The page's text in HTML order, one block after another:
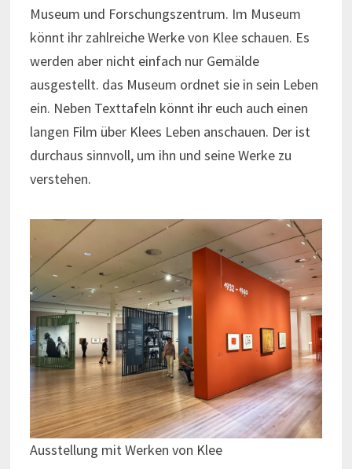
Museum und Forschungszentrum. Im Museum
könnt ihr zahlreiche Werke von Klee schauen. Es
werden aber nicht einfach nur Gemälde
ausgestellt. das Museum ordnet sie in sein Leben
ein. Neben Texttafeln könnt ihr euch auch einen
langen Film über Klees Leben anschauen. Der ist
durchaus sinnvoll, um ihn und seine Werke zu
verstehen.
Ausstellung mit Werken von Klee